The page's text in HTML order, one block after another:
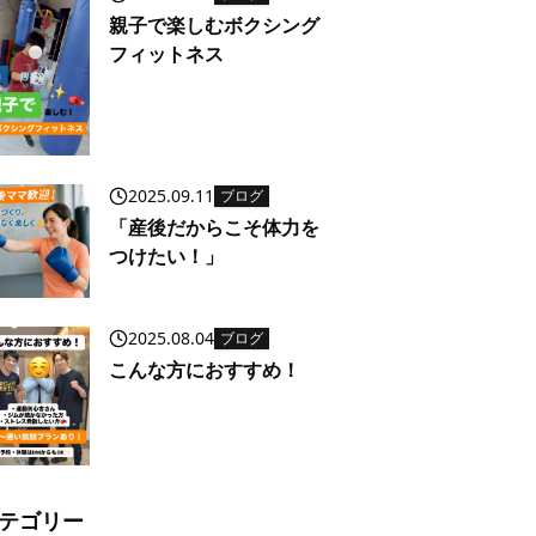
親子で楽しむボクシング
フィットネス
2025.09.11 ブログ
「産後だからこそ体力を
つけたい！」
2025.08.04 ブログ
こんな方におすすめ！
ゴリー